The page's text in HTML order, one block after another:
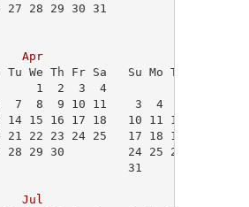
27 28 29 30 31
Apr
Tu We Th Fr Sa   Su Mo Tu We Th
1  2  3  4
7  8  9 10 11    3  4  5  6  7
14 15 16 17 18   10 11 12 13 14
21 22 23 24 25   17 18 19 20 21
28 29 30         24 25 26
Jul